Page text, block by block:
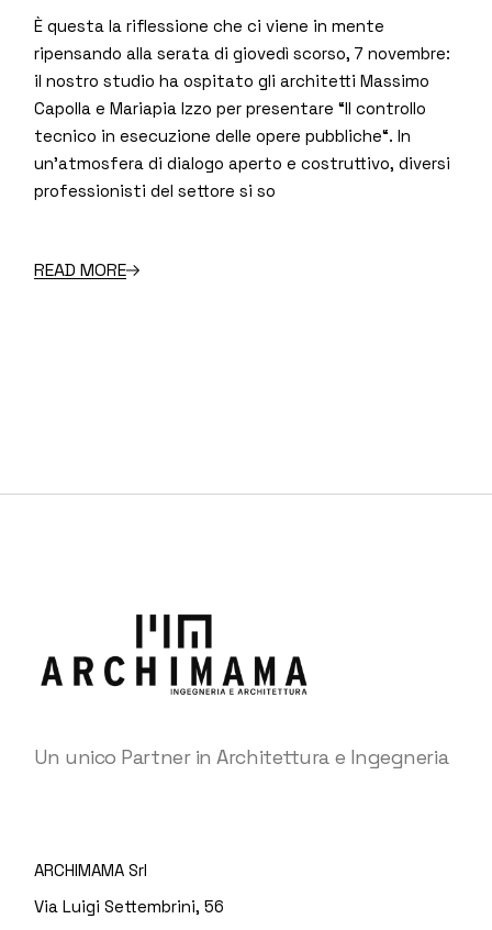
È questa la riflessione che ci viene in mente
ripensando alla serata di giovedì scorso, 7 novembre:
il nostro studio ha ospitato gli architetti Massimo
Capolla e Mariapia Izzo per presentare “Il controllo
tecnico in esecuzione delle opere pubbliche“. In
un’atmosfera di dialogo aperto e costruttivo, diversi
professionisti del settore si so
READ MORE
Un unico Partner in Architettura e Ingegneria
ARCHIMAMA Srl
Via Luigi Settembrini, 56